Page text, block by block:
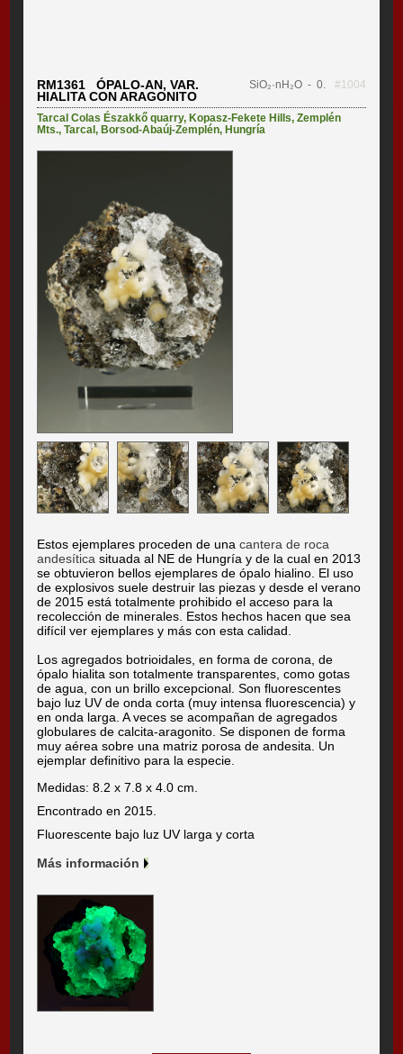
RM1361 ÓPALO-AN, VAR.
HIALITA CON ARAGONITO
SiO₂·nH₂O- 0. #1004
Tarcal Colas Északkő quarry,Kopasz-Fekete Hills,Zemplén
Mts.,Tarcal,Borsod-Abaúj-Zemplén,Hungría
Estos ejemplares proceden de unacantera de roca
andesítica situada al NE de Hungría y de la cual en 2013
se obtuvieron bellos ejemplares de ópalo hialino. El uso
de explosivos suele destruir las piezas y desde el verano
de 2015 está totalmente prohibido el acceso para la
recolección de minerales. Estos hechos hacen que sea
difícil ver ejemplares y más con esta calidad.
Los agregados botrioidales, en forma de corona, de
ópalo hialita son totalmente transparentes, como gotas
de agua, con un brillo excepcional. Son fluorescentes
bajo luz UV de onda corta (muy intensa fluorescencia) y
en onda larga. A veces se acompañan de agregados
globulares de calcita-aragonito. Se disponen de forma
muy aérea sobre una matriz porosa de andesita. Un
ejemplar definitivo para la especie.
Medidas: 8.2 x 7.8 x 4.0 cm.
Encontrado en 2015.
Fluorescente bajo luz UV larga y corta
Más información